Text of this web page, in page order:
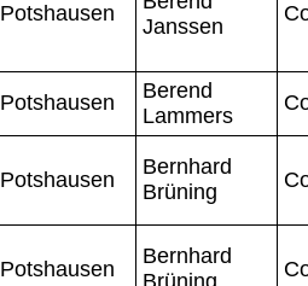
Potshausen
Janssen
Potshausen
Berend
Lammers
Potshausen
Bernhard
Brüning
Potshausen
Bernhard
Brüning